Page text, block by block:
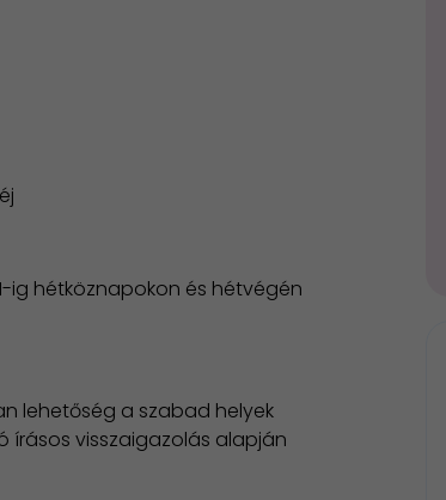
ig hétköznapokon és hétvégén
lehetőség a szabad helyek
írásos visszaigazolás alapján